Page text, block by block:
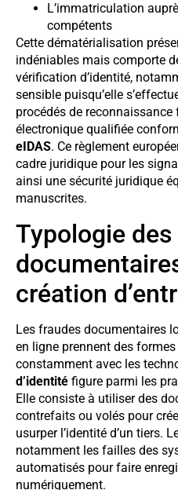
L’immatriculation
compétents
Cette dématérialisation
indéniables mais comporte
vérification d’identité,
sensible puisqu’elle
procédés de
électronique qualifiée
eIDAS. Ce règlement
cadre juridique pour les
ainsi une sécurité juridique
manuscrites.
Typologie
création
Les fraudes documentaires
en ligne prennent des
constamment avec les
d’identité figure parmi les
Elle consiste à utiliser des
contrefaits ou volés pour
usurper l’identité d’un tiers.
notamment les failles des
automatisés pour faire
numériquement.